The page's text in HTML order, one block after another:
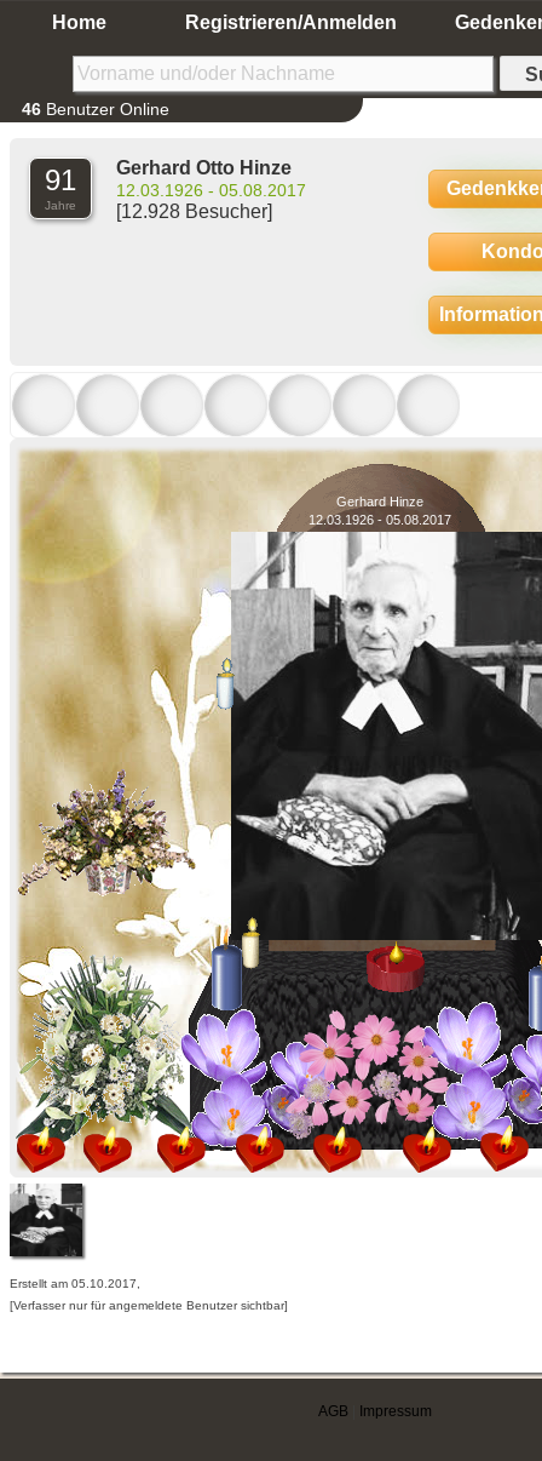
Home Registrieren/Anmelden
46 Benutzer Online
91
Jahre
Gerhard Otto Hinze
12.03.1926 - 05.08.2017
[12.928 Besucher]
Gerhard Hinze
12.03.1926 - 05.08.2017
Erstellt am 05.10.2017,
[Verfasser nur für angemeldete Benutzer sichtbar]
AGB Impressum